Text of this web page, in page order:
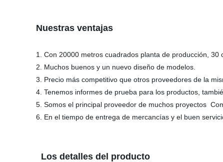
Nuestras ventajas
1. Con 20000 metros cuadrados planta de producción,
2. Muchos buenos y un nuevo diseño de modelos.
3. Precio más competitivo que otros proveedores de la
4. Tenemos informes de prueba para los productos,
5. Somos el principal proveedor de muchos proyectos
6. En el tiempo de entrega de mercancías y el buen
Los detalles del producto